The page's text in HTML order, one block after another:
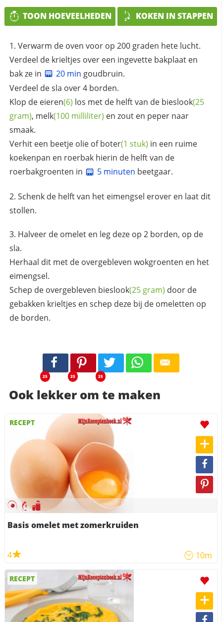
TOON HOEVEELHEDEN KOKEN IN STAPPEN
Verwarm de oven voor op 200 graden hete lucht.
Verdeel de krieltjes over een ingevette bakplaat en
bak ze in
20 min goudbruin.
Verdeel de sla over 4 borden.
Klop de eieren(6) los met de helft van de bieslook(25
gram), melk(100 milliliter) en zout en peper naar
smaak.
Verhit een beetje olie ofboter(1 stuk) in een ruime
koekenpan en roerbak hierin de helft van de
roerbakgroenten in
5 minuten beetgaar.
Schenk de helft van het eimengsel erover en laat dit
stollen.
Halveer de omelet en leg deze op 2 borden, op de
sla.
Herhaal dit met de overgebleven wokgroenten en het
eimengsel.
Schep de overgebleven bieslook(25 gram) door de
gebakken krieltjes en schep deze bij de omeletten op
de borden.
25 25 25
Ook lekker om te maken
RECEPT
Basis omelet met zomerkruiden
4 10m
RECEPT